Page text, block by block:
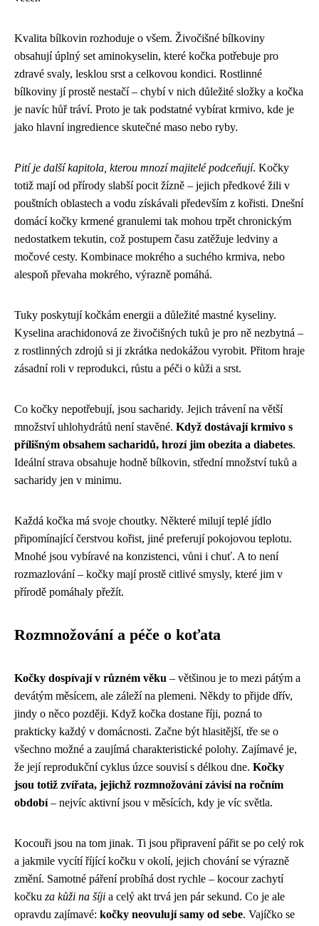
Kvalita bílkovin rozhoduje o všem. Živočišné bílkoviny
obsahují úplný set aminokyselin, které kočka potřebuje pro
zdravé svaly, lesklou srst a celkovou kondici. Rostlinné
bílkoviny jí prostě nestačí – chybí v nich důležité složky a kočka
je navíc hůř tráví. Proto je tak podstatné vybírat krmivo, kde je
jako hlavní ingredience skutečné maso nebo ryby.
Pití je další kapitola, kterou mnozí majitelé podceňují. Kočky
totiž mají od přírody slabší pocit žízně – jejich předkové žili v
pouštních oblastech a vodu získávali především z kořisti. Dnešní
domácí kočky krmené granulemi tak mohou trpět chronickým
nedostatkem tekutin, což postupem času zatěžuje ledviny a
močové cesty. Kombinace mokrého a suchého krmiva, nebo
alespoň převaha mokrého, výrazně pomáhá.
Tuky poskytují kočkám energii a důležité mastné kyseliny.
Kyselina arachidonová ze živočišných tuků je pro ně nezbytná –
z rostlinných zdrojů si ji zkrátka nedokážou vyrobit. Přitom hraje
zásadní roli v reprodukci, růstu a péči o kůži a srst.
Co kočky nepotřebují, jsou sacharidy. Jejich trávení na větší
množství uhlohydrátů není stavěné. Když dostávají krmivo s
přílišným obsahem sacharidů, hrozí jim obezita a diabetes.
Ideální strava obsahuje hodně bílkovin, střední množství tuků a
sacharidy jen v minimu.
Každá kočka má svoje choutky. Některé milují teplé jídlo
připomínající čerstvou kořist, jiné preferují pokojovou teplotu.
Mnohé jsou vybíravé na konzistenci, vůni i chuť. A to není
rozmazlování – kočky mají prostě citlivé smysly, které jim v
přírodě pomáhaly přežít.
Rozmnožování a péče o koťata
Kočky dospívají v různém věku – většinou je to mezi pátým a
devátým měsícem, ale záleží na plemeni. Někdy to přijde dřív,
jindy o něco později. Když kočka dostane říji, pozná to
prakticky každý v domácnosti. Začne být hlasitější, tře se o
všechno možné a zaujímá charakteristické polohy. Zajímavé je,
že její reprodukční cyklus úzce souvisí s délkou dne. Kočky
jsou totiž zvířata, jejichž rozmnožování závisí na ročním
období– nejvíc aktivní jsou v měsících, kdy je víc světla.
Kocouři jsou na tom jinak. Ti jsou připravení pářit se po celý rok
a jakmile vycítí říjící kočku v okolí, jejich chování se výrazně
změní. Samotné páření probíhá dost rychle – kocour zachytí
kočku za kůži na šíji a celý akt trvá jen pár sekund. Co je ale
opravdu zajímavé: kočky neovulují samy od sebe. Vajíčko se